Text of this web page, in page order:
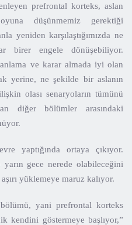
prefrontal korteks, aslan
düşünmemiz gerektiği
yeniden karşılaştığımızda ne
birer engele dönüşebiliyor.
ve karar almada iyi olan
yerine, ne şekilde bir aslanın
olası senaryoların tümünü
diğer bölümler arasındaki
yaptığında ortaya çıkıyor.
gece nerede olabileceğini
yüklemeye maruz kalıyor.
yani prefrontal korteks
kendini göstermeye başlıyor,”